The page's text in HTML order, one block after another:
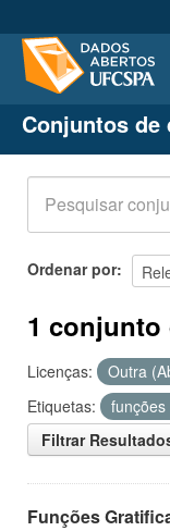
Conjuntos de
Organizações
Grupos
Sobre
Conjuntos de
Ordenar por
1 conjunto
Licenças: Outra
Etiquetas:
funções
Filtrar
Funções